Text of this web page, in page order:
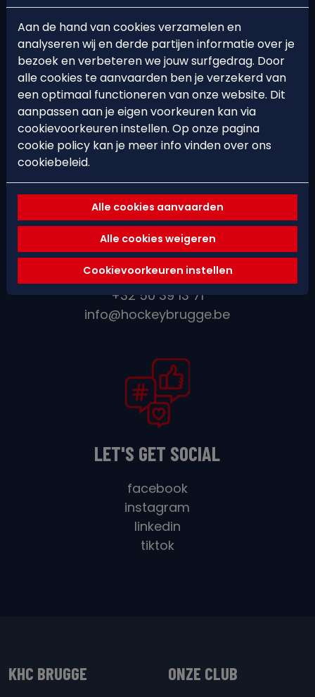
ONS ADRES
Koning Leopold III-laan 115a
8200 Brugge (Sint-Andries)
BEL OF MAIL ONS
+32 50 39 13 71
info@hockeybrugge.be
LET'S GET SOCIAL
facebook
instagram
linkedin
tiktok
KHC BRUGGE ONZE CLUB
Aan de hand van cookies verzamelen en
analyseren wij en derde partijen informatie over je
bezoek en verbeteren we jouw surfgedrag. Door
alle cookies te aanvaarden ben je verzekerd van
een optimaal functioneren van onze website. Dit
aanpassen aan je eigen voorkeuren kan via
cookievoorkeuren instellen. Op onze pagina
cookie policy kan je meer info vinden over ons
cookiebeleid.
Alle cookies aanvaarden
Alle cookies weigeren
Cookievoorkeuren instellen